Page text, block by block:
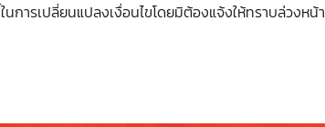
การเปลี่ยนแปลงเงื่อนไขโดยมิต้องแจ้งให้ทราบล่วงหน้า